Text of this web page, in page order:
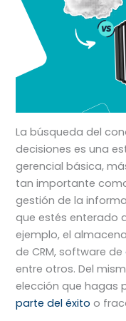
La búsqueda del
decisiones es una
gerencial básica,
tan importante
gestión de la
que estés enterado
ejemplo, el
de CRM, software de
entre otros. Del
elección que hagas
parte del éxito o